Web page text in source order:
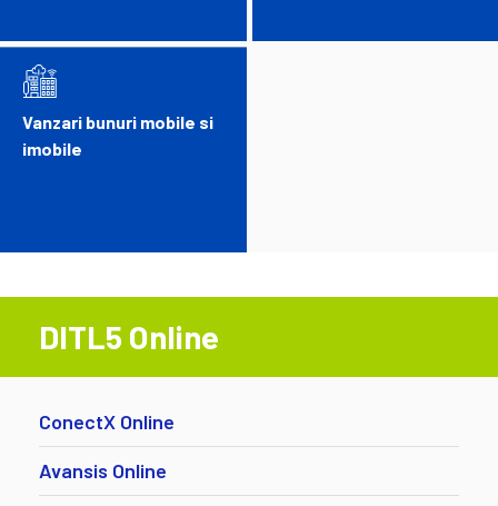
Vanzari bunuri mobile si
imobile
DITL5 Online
ConectX Online
Avansis Online